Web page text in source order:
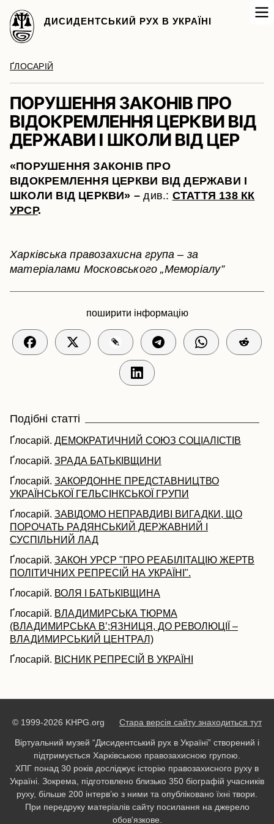
ДИСИДЕНТСЬКИЙ РУХ В УКРАЇНІ
ҐЛОСАРІЙ
ПОРУШЕННЯ ЗАКОНІВ ПРО
ВІДОКРЕМЛЕННЯ ЦЕРКВИ ВІД
ДЕРЖАВИ І ШКОЛИ ВІД ЦЕР
«ПОРУШЕННЯ ЗАКОНІВ ПРО
ВІДОКРЕМЛЕННЯ ЦЕРКВИ ВІД ДЕРЖАВИ І
ШКОЛИ ВІД ЦЕРКВИ» –див.: СТАТТЯ 138 КК
УРСР.
Харківська правозахисна група – за
матеріалами Московського „Меморіалу”
поширити інформацію
Подібні статті
Ґлосарій. ДЕМОКРАТИЧНИЙ СОЮЗ СОЦІАЛІСТІВ
Ґлосарій. ЗРАДА БАТЬКІВЩИНИ
Ґлосарій. ЗАКОРДОННЕ ПРЕДСТАВНИЦТВО
УКРАЇНСЬКОЇ ГЕЛЬСІНКСЬКОЇ ГРУПИ
Ґлосарій. ЗАВІДОМО НЕПРАВДИВІ ВИГАДКИ, ЩО
ПОРОЧАТЬ РАДЯНСЬКИЙ ДЕРЖАВНИЙ І
СУСПІЛЬНИЙ ЛАД
Ґлосарій. ЗАКОН УРСР "ПРО РЕАБІЛІТАЦІЮ ЖЕРТВ
ПОЛІТИЧНИХ РЕПРЕСІЙ НА УКРАЇНІ".
Ґлосарій. ВОЛЯ І БАТЬКІВЩИНА
Ґлосарій. ВЛАДИМИРСЬКА ТЮРМА
(ВЛАДИМИРСЬКА В’;ЯЗНИЦЯ, ДО РЕВОЛЮЦІЇ –
ВЛАДИМИРСЬКИЙ ЦЕНТРАЛ)
Ґлосарій. ВІСНИК РЕПРЕСІЙ В УКРАЇНІ
© 1999-2026 KHPG.org Стара версія сайту знаходиться тут
Віртуальний музей “Дисидентський рух в Україні” створений і
підтримується Харківською правозахисною групою.
ХПГ понад 30 років досліджує історію правозахисного руху в
Україні. Зокрема, підготовлено близько 350 біографій учасників
руху, більше 200 інтерв’ю з ними та опубліковано їхні твори.
При передруку матеріалів сайту посилання на джерело
обов'язкове.